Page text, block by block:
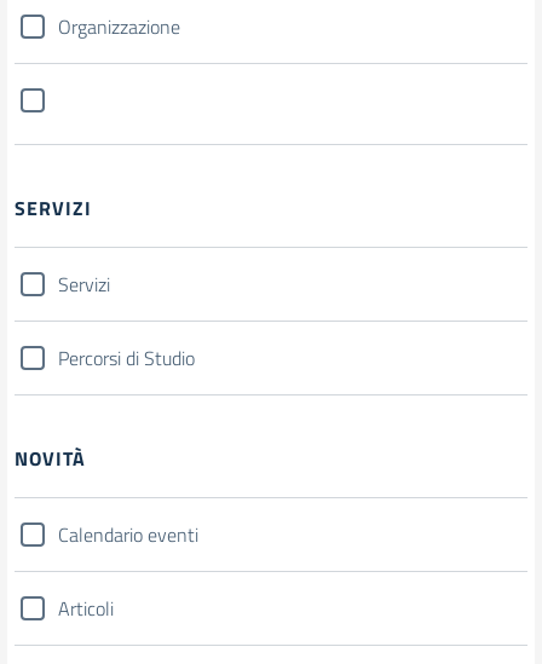
Organizzazione
SERVIZI
Servizi
Percorsi di Studio
NOVITÀ
Calendario eventi
Articoli